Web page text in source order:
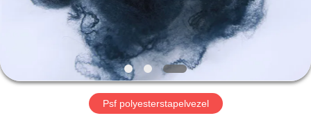
VIDEOS
ONGEVEER
ONS
Psf polyesterstapelvezel